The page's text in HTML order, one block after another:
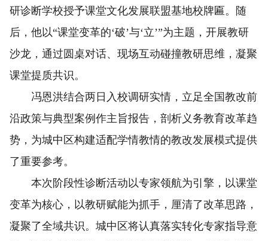
研诊断学校授予课堂文化发展联盟基地校牌匾。随
后，他以“课堂变革的‘破’与‘立’”为主题，开展教研
沙龙，通过圆桌对话、现场互动碰撞教研思维，凝聚
课堂提质共识。
冯恩洪结合两日入校调研实情，立足全国教改前
沿政策与典型案例作主旨报告，剖析义务教育改革趋
势，为城中区构建适配学情教情的教改发展模式提供
了重要参考。
本次阶段性诊断活动以专家领航为引擎，以课堂
变革为核心，以教研赋能为抓手，厘清了改革思路，
凝聚了全域共识。城中区将认真落实转化专家指导意